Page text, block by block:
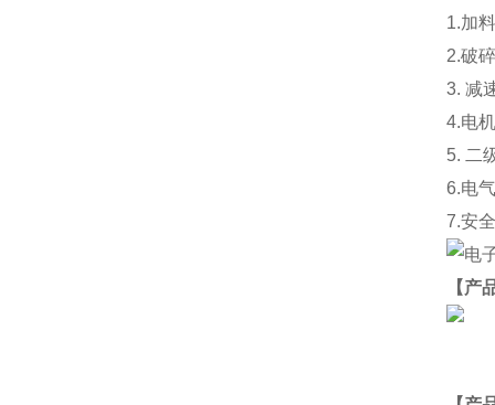
1.加
2.破
3. 减
4.电机
5. 二
6.电
7.安
【产